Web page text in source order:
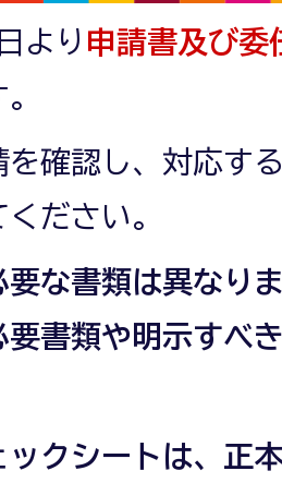
より 申請書及び委
を確認し、対応す
ださい。
要な書類は異なり
要書類や明示すべ
ックシートは、正